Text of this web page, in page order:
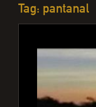
Tag: pantanal